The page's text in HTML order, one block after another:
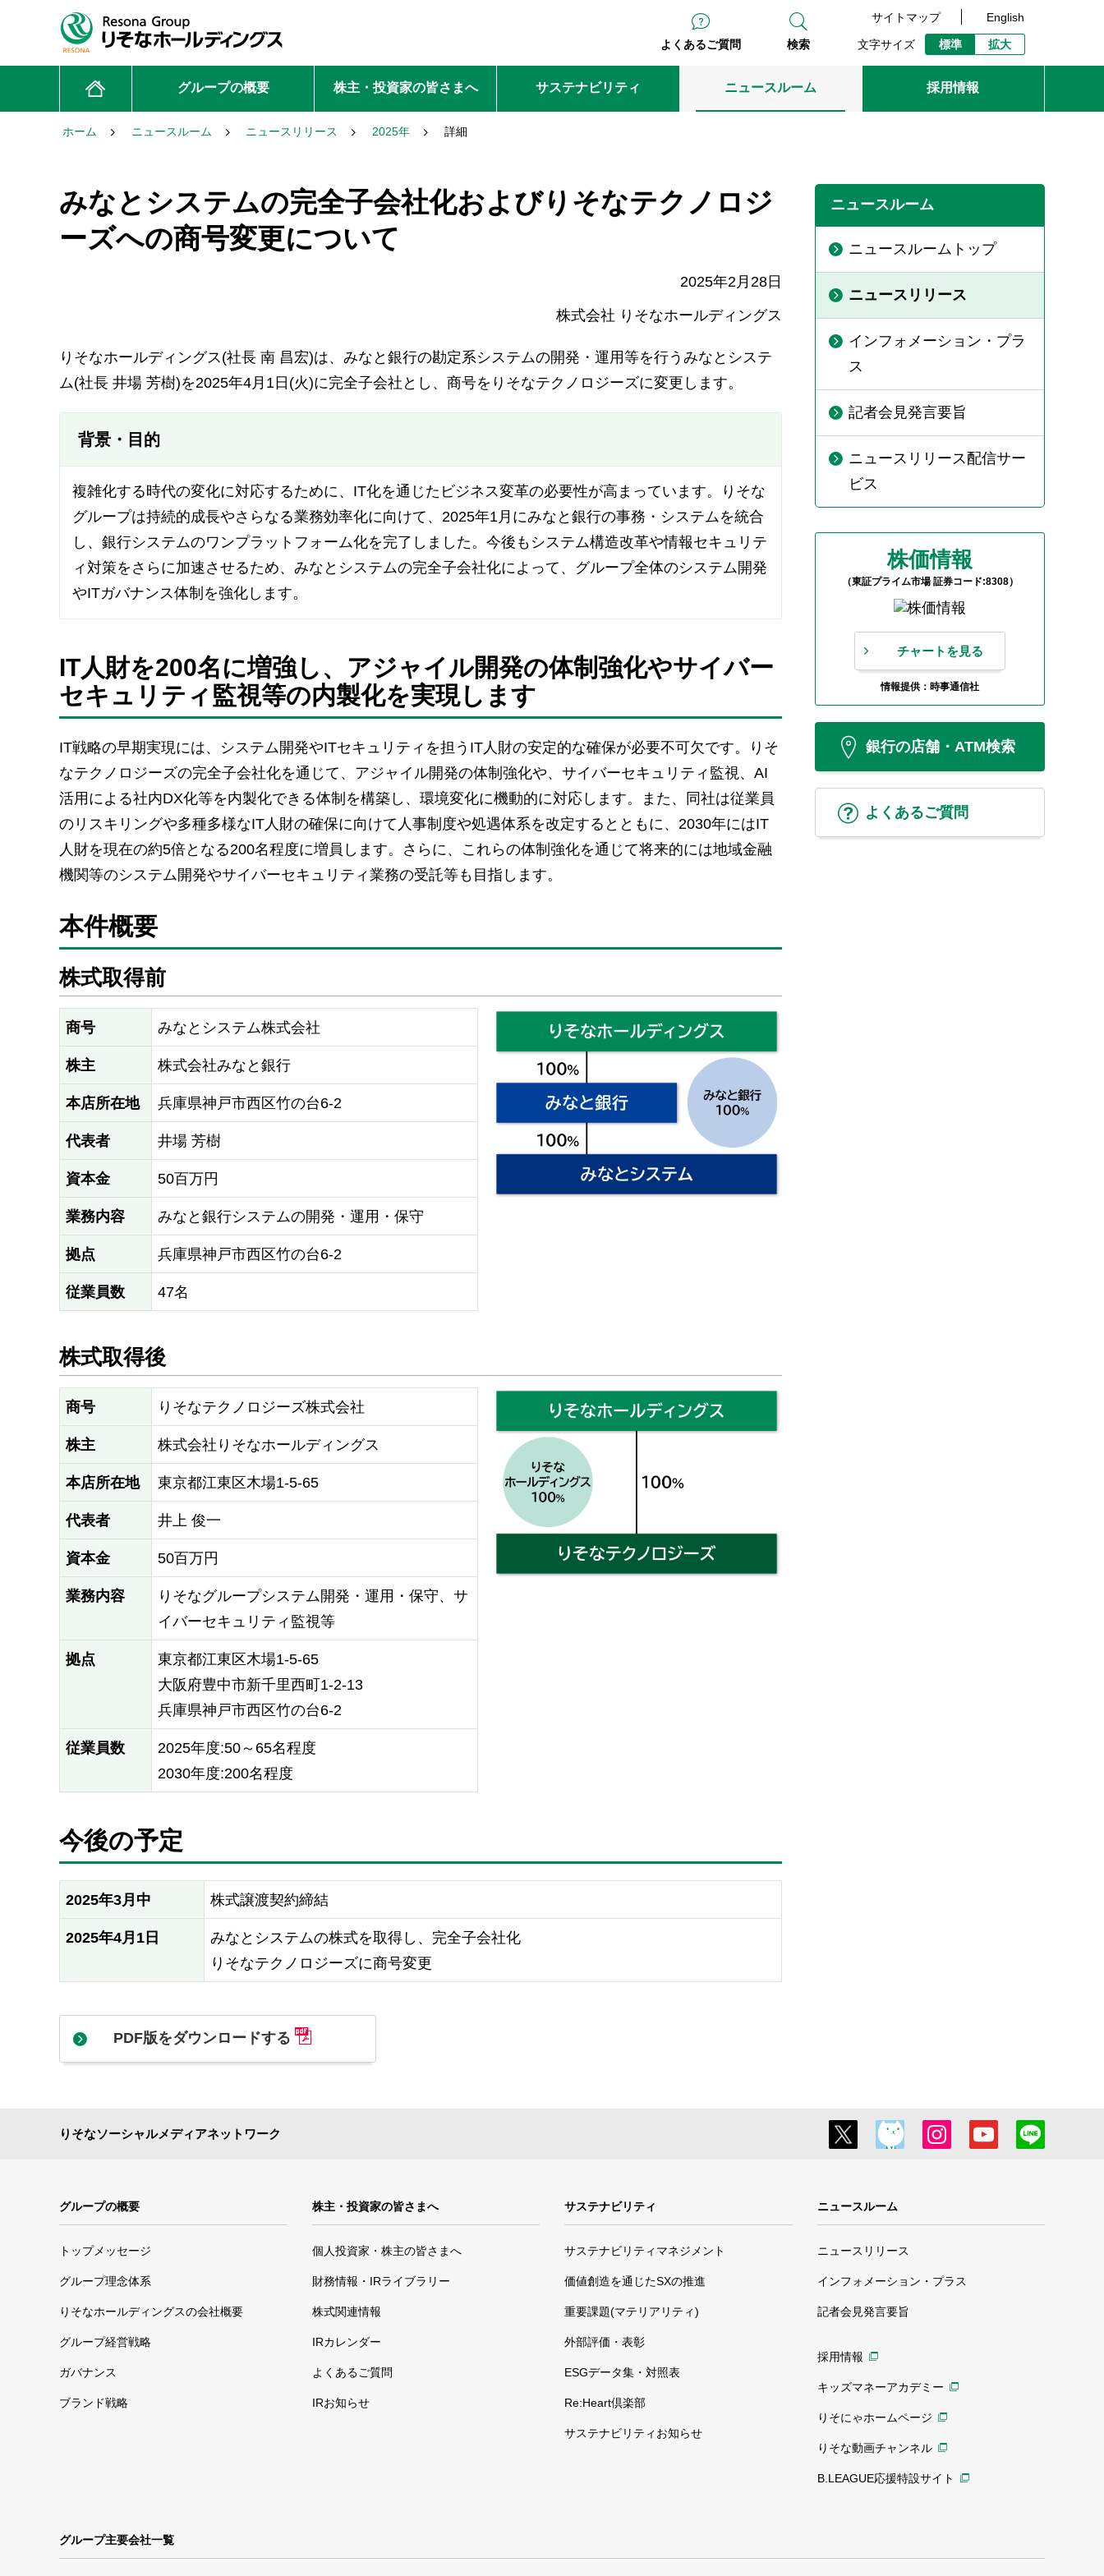
よくあるご質問 検索
サイトマップ English
文字サイズ 標準 拡大
グループの概要 株主・投資家の皆さまへ サステナビリティ ニュースルーム 採用情報
ホーム ニュースルーム ニュースリリース 2025年 詳細
みなとシステムの完全子会社化およびりそなテクノロジ
ーズへの商号変更について
2025年2月28日
株式会社 りそなホールディングス
りそなホールディングス(社長 南 昌宏)は、みなと銀行の勘定系システムの開発・運用等を行うみなとシステ
ム(社長 井場 芳樹)を2025年4月1日(火)に完全子会社とし、商号をりそなテクノロジーズに変更します。
背景・目的
複雑化する時代の変化に対応するために、IT化を通じたビジネス変革の必要性が高まっています。りそな
グループは持続的成長やさらなる業務効率化に向けて、2025年1月にみなと銀行の事務・システムを統合
し、銀行システムのワンプラットフォーム化を完了しました。今後もシステム構造改革や情報セキュリテ
ィ対策をさらに加速させるため、みなとシステムの完全子会社化によって、グループ全体のシステム開発
やITガバナンス体制を強化します。
IT人財を200名に増強し、アジャイル開発の体制強化やサイバー
セキュリティ監視等の内製化を実現します
IT戦略の早期実現には、システム開発やITセキュリティを担うIT人財の安定的な確保が必要不可欠です。りそ
なテクノロジーズの完全子会社化を通じて、アジャイル開発の体制強化や、サイバーセキュリティ監視、AI
活用による社内DX化等を内製化できる体制を構築し、環境変化に機動的に対応します。また、同社は従業員
のリスキリングや多種多様なIT人財の確保に向けて人事制度や処遇体系を改定するとともに、2030年にはIT
人財を現在の約5倍となる200名程度に増員します。さらに、これらの体制強化を通じて将来的には地域金融
機関等のシステム開発やサイバーセキュリティ業務の受託等も目指します。
本件概要
株式取得前
商号 みなとシステム株式会社
株主 株式会社みなと銀行
本店所在地 兵庫県神戸市西区竹の台6-2
代表者 井場 芳樹
資本金 50百万円
業務内容 みなと銀行システムの開発・運用・保守
拠点 兵庫県神戸市西区竹の台6-2
従業員数 47名
株式取得後
商号 りそなテクノロジーズ株式会社
株主 株式会社りそなホールディングス
本店所在地 東京都江東区木場1-5-65
代表者 井上 俊一
資本金 50百万円
業務内容
りそなグループシステム開発・運用・保守、サ
イバーセキュリティ監視等
拠点
東京都江東区木場1-5-65
大阪府豊中市新千里西町1-2-13
兵庫県神戸市西区竹の台6-2
従業員数
2025年度:50～65名程度
2030年度:200名程度
今後の予定
2025年3月中 株式譲渡契約締結
2025年4月1日
みなとシステムの株式を取得し、完全子会社化
りそなテクノロジーズに商号変更
PDF版をダウンロードする
ニュースルーム
ニュースルームトップ
ニュースリリース
インフォメーション・プラ
ス
記者会見発言要旨
ニュースリリース配信サー
ビス
株価情報
（東証プライム市場 証券コード:8308）
チャートを見る
情報提供：時事通信社
銀行の店舗・ATM検索
よくあるご質問
りそなソーシャルメディアネットワーク
グループの概要
トップメッセージ
グループ理念体系
りそなホールディングスの会社概要
グループ経営戦略
ガバナンス
ブランド戦略
株主・投資家の皆さまへ
個人投資家・株主の皆さまへ
財務情報・IRライブラリー
株式関連情報
IRカレンダー
よくあるご質問
IRお知らせ
サステナビリティ
サステナビリティマネジメント
価値創造を通じたSXの推進
重要課題(マテリアリティ)
外部評価・表彰
ESGデータ集・対照表
Re:Heart倶楽部
サステナビリティお知らせ
ニュースルーム
ニュースリリース
インフォメーション・プラス
記者会見発言要旨
採用情報
キッズマネーアカデミー
りそにゃホームページ
りそな動画チャンネル
B.LEAGUE応援特設サイト
グループ主要会社一覧